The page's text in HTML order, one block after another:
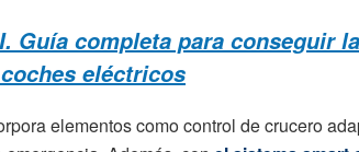
Guía completa para conseguir
eléctricos
elementos como control de crucero